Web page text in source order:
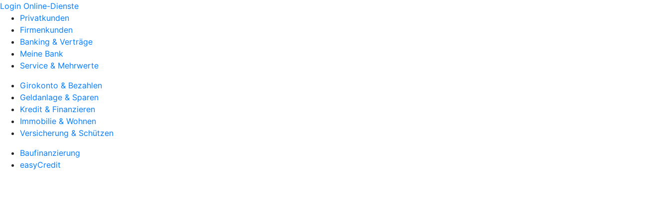
Login Online-Dienste
Privatkunden
Firmenkunden
Banking & Verträge
Meine Bank
Service & Mehrwerte
Girokonto & Bezahlen
Geldanlage & Sparen
Kredit & Finanzieren
Immobilie & Wohnen
Versicherung & Schützen
Baufinanzierung
easyCredit